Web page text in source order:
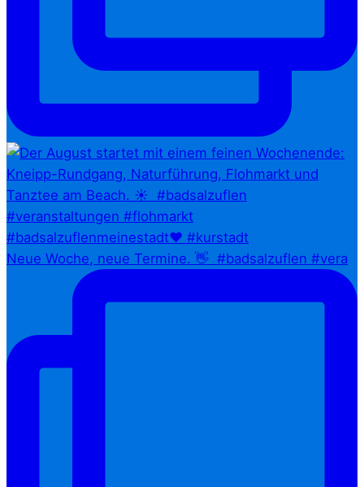
Neue Woche, neue Termine. 👋⁠ ⁠ #badsalzuflen #vera